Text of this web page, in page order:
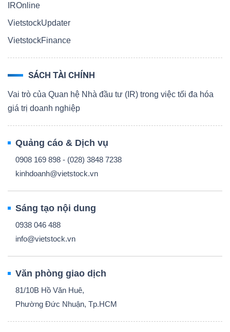
IROnline
VietstockUpdater
VietstockFinance
SÁCH TÀI CHÍNH
Vai trò của Quan hệ Nhà đầu tư (IR) trong việc tối đa hóa
giá trị doanh nghiệp
Quảng cáo & Dịch vụ
0908 169 898 - (028) 3848 7238
kinhdoanh@vietstock.vn
Sáng tạo nội dung
0938 046 488
info@vietstock.vn
Văn phòng giao dịch
81/10B Hồ Văn Huê,
Phường Đức Nhuận, Tp.HCM